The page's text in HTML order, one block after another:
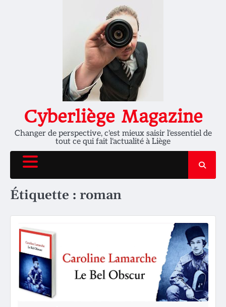
Cyberliège Magazine
Changer de perspective, c'est mieux saisir l'essentiel de
tout ce qui fait l'actualité à Liège
Étiquette : roman